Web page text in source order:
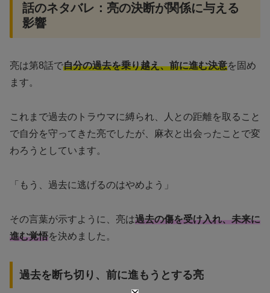
話のネタバレ：亮の決断が関係に与える
影響
亮は第8話で自分の過去を乗り越え、前に進む決意を固め
ます。
これまで過去のトラウマに縛られ、人との距離を取ること
で自分を守ってきた亮でしたが、麻衣と出会ったことで変
わろうとしています。
「もう、過去に逃げるのはやめよう」
その言葉が示すように、亮は過去の傷を受け入れ、未来に
進む覚悟を決めました。
過去を断ち切り、前に進もうとする亮